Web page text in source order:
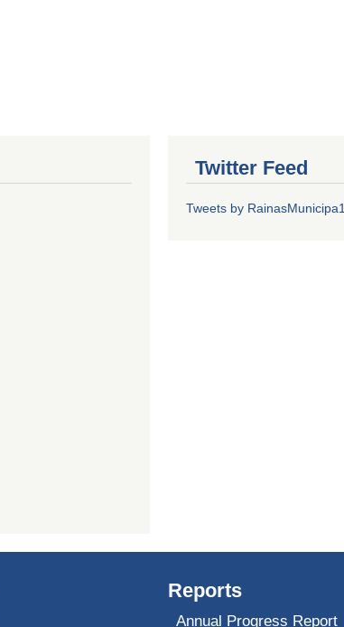
Twitter Feed
Tweets by RainasMunicipa1
Reports
Annual Progress Report